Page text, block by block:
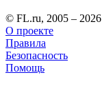
© FL.ru, 2005 – 2026
О проекте
Правила
Безопасность
Помощь